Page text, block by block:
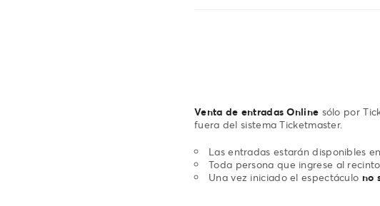
Venta de entradas Online sólo por
fuera del sistema Ticketmaster.
Las entradas estarán disponibles
Toda persona que ingrese al
Una vez iniciado el espectáculo no